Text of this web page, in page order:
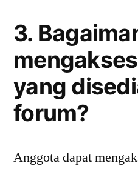
3.
yang
forum?
Anggota dapat